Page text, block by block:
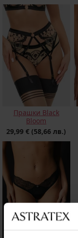
Прашки Black
Bloom
29,99 € (58,66 лв.)